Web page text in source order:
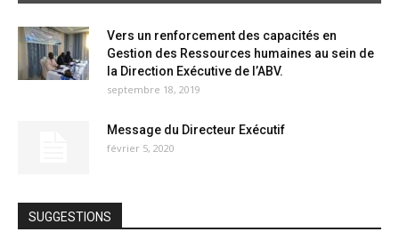
Vers un renforcement des capacités en
Gestion des Ressources humaines au sein de
la Direction Exécutive de l’ABV.
septembre 18, 2019
Message du Directeur Exécutif
février 5, 2020
SUGGESTIONS